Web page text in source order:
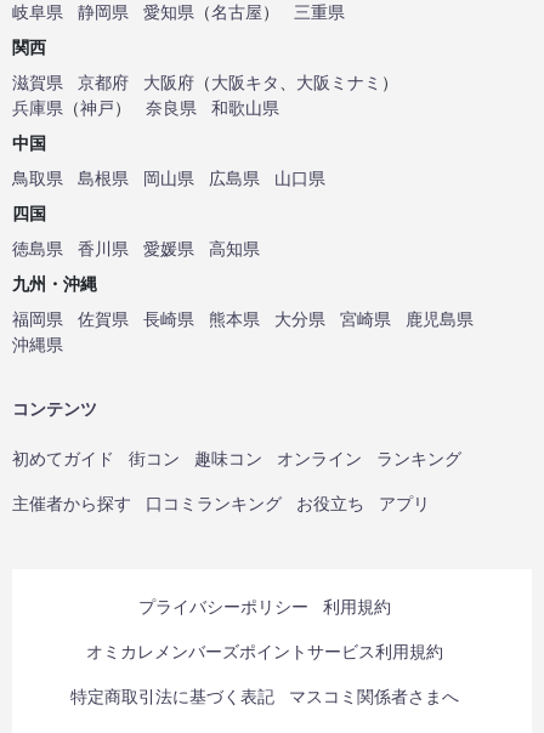
岐阜県
静岡県 愛知県 （名古屋）
三重県
関西
滋賀県
京都府 大阪府 （大阪キタ 大阪ミナミ ）
兵庫県 （神戸） 奈良県
和歌山県
中国
鳥取県
島根県 岡山県 広島県
山口県
四国
徳島県
香川県 愛媛県
高知県
九州・沖縄
福岡県
佐賀県 長崎県 熊本県 大分県 宮崎県
鹿児島県
沖縄県
コンテンツ
初めてガイド 街コン 趣味コン オンライン ランキング
主催者から探す 口コミランキング お役立ち アプリ
プライバシーポリシー 利用規約
オミカレメンバーズポイントサービス利用規約
特定商取引法に基づく表記 マスコミ関係者さまへ